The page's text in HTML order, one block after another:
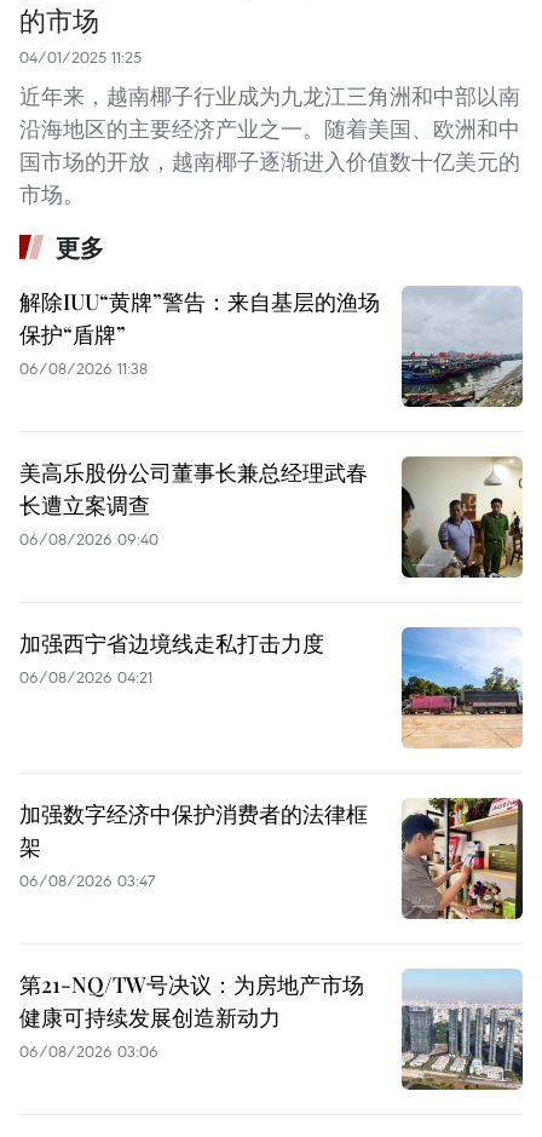
的市场
04/01/2025 11:25
近年来，越南椰子行业成为九龙江三角洲和中部以南
沿海地区的主要经济产业之一。随着美国、欧洲和中
国市场的开放，越南椰子逐渐进入价值数十亿美元的
市场。
更多
解除IUU“黄牌”警告：来自基层的渔场
保护“盾牌”
06/08/2026 11:38
美高乐股份公司董事长兼总经理武春
长遭立案调查
06/08/2026 09:40
加强西宁省边境线走私打击力度
06/08/2026 04:21
加强数字经济中保护消费者的法律框
架
06/08/2026 03:47
第21-NQ/TW号决议：为房地产市场
健康可持续发展创造新动力
06/08/2026 03:06